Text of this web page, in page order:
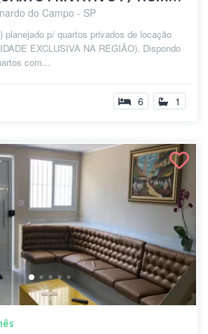
do Campo - SP
planejado p/ quartos privados de locação
EXCLUSIVA NA REGIÃO). Dispondo
com...
6 1